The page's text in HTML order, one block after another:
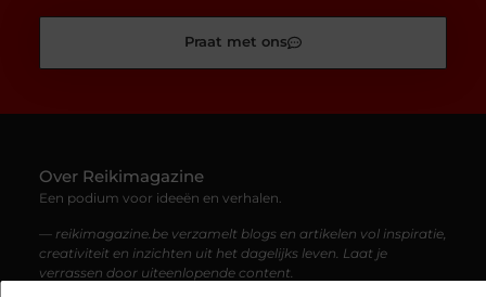
Praat met ons
Over Reikimagazine
Een podium voor ideeën en verhalen.
— reikimagazine.be verzamelt blogs en artikelen vol inspiratie,
creativiteit en inzichten uit het dagelijks leven. Laat je
verrassen door uiteenlopende content.